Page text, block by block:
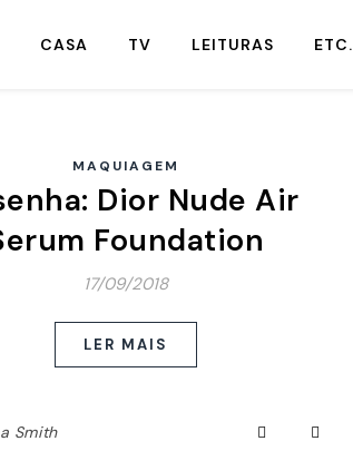
CASA TV LEITURAS ETC.
MAQUIAGEM
Dior Nude Air
Foundation
17/09/2018
LER MAIS
Smith